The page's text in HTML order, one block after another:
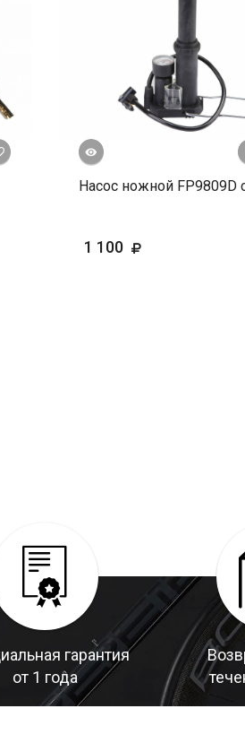
+ К сравнению
В избранное
просмотр
Насос ножной FP9809D
1 100
гарантия
от 1 года